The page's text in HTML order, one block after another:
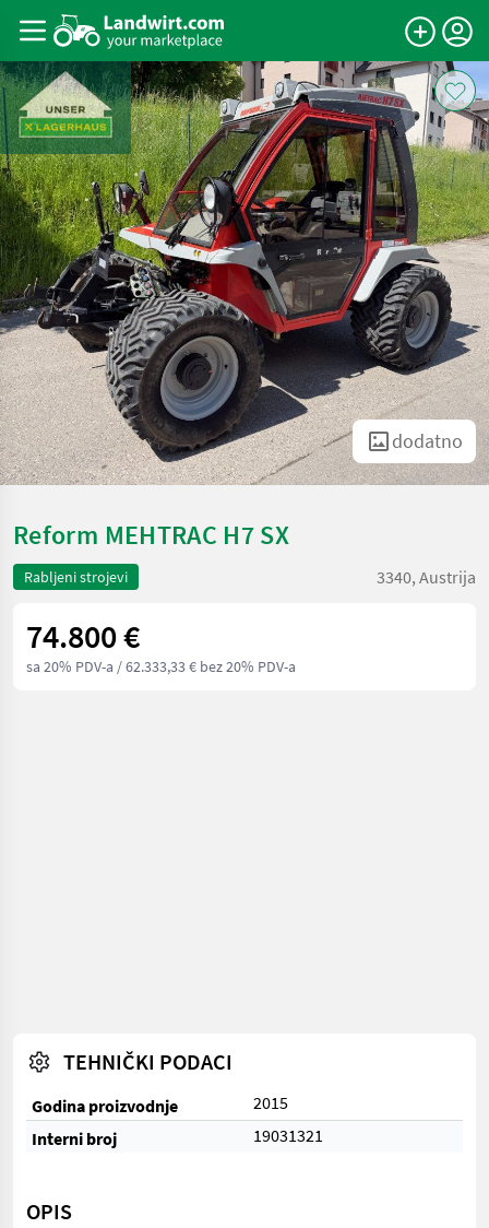
dodatno
Reform MEHTRAC H7 SX
Rabljeni strojevi 3340, Austrija
74.800 €
sa 20% PDV-a / 62.333,33 € bez 20% PDV-a
TEHNIČKI PODACI
Godina proizvodnje
2015
Interni broj
19031321
OPIS